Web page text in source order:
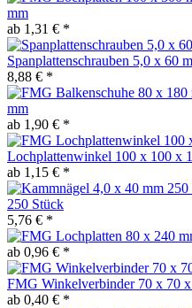
mm
ab 1,31 € *
Spanplattenschrauben 5,0 x 60
8,88 € *
mm
ab 1,90 € *
Lochplattenwinkel 100 x 100 x
ab 1,15 € *
250 Stück
5,76 € *
ab 0,96 € *
FMG Winkelverbinder 70 x 70
ab 0,40 € *